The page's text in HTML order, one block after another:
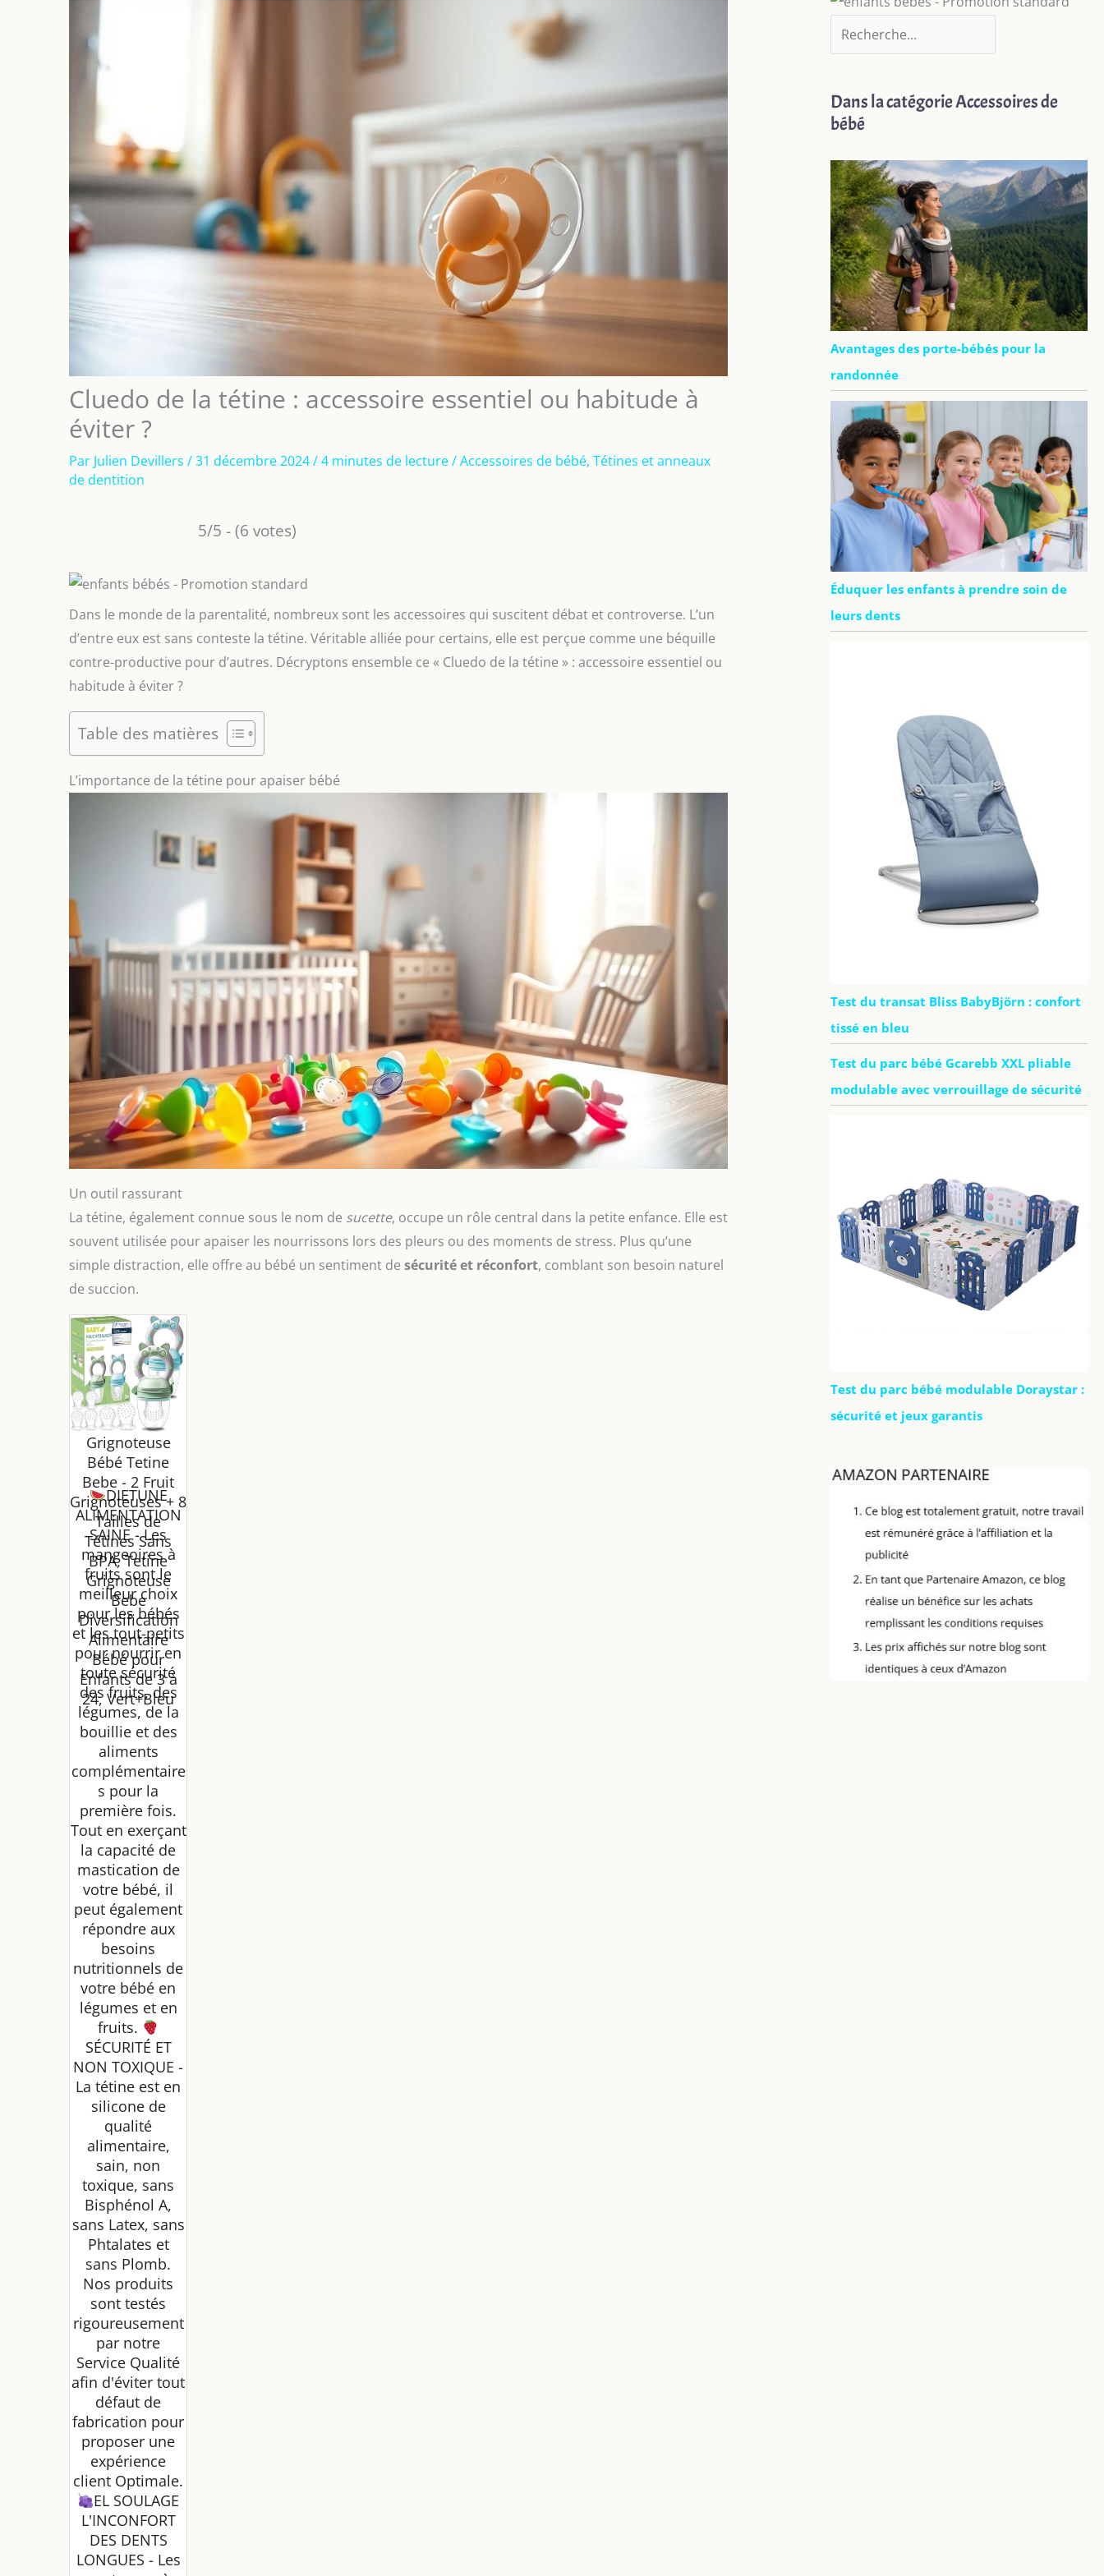
Cluedo de la tétine : accessoire essentiel ou habitude à
éviter ?
Par Julien Devillers /31 décembre 2024/4 minutes de lecture/Accessoires de bébé, Tétines et anneaux
de dentition
5/5 - (6 votes)
Dans le monde de la parentalité, nombreux sont les accessoires qui suscitent débat et controverse. L’un
d’entre eux est sans conteste la tétine. Véritable alliée pour certains, elle est perçue comme une béquille
contre-productive pour d’autres. Décryptons ensemble ce « Cluedo de la tétine » : accessoire essentiel ou
habitude à éviter ?
Table des matières
L’importance de la tétine pour apaiser bébé
Un outil rassurant
La tétine, également connue sous le nom de sucette, occupe un rôle central dans la petite enfance. Elle est
souvent utilisée pour apaiser les nourrissons lors des pleurs ou des moments de stress. Plus qu’une
simple distraction, elle offre au bébé un sentiment de sécurité et réconfort, comblant son besoin naturel
de succion.
Grignoteuse
Bébé Tetine
Bebe - 2 Fruit
Grignoteuses + 8
Tailles de
Tétines Sans
BPA, Tetine
Grignoteuse
Bebe
Diversification
Alimentaire
Bébé pour
Enfants de 3 à
24, Vert+Bleu
DIETUNE
ALIMENTATION
SAINE - Les
mangeoires à
fruits sont le
meilleur choix
pour les bébés
et les tout-petits
pour nourrir en
toute sécurité
des fruits, des
légumes, de la
bouillie et des
aliments
complémentaire
s pour la
première fois.
Tout en exerçant
la capacité de
mastication de
votre bébé, il
peut également
répondre aux
besoins
nutritionnels de
votre bébé en
légumes et en
fruits.
SÉCURITÉ ET
NON TOXIQUE -
La tétine est en
silicone de
qualité
alimentaire,
sain, non
toxique, sans
Bisphénol A,
sans Latex, sans
Phtalates et
sans Plomb.
Nos produits
sont testés
rigoureusement
par notre
Service Qualité
afin d'éviter tout
défaut de
fabrication pour
proposer une
expérience
client Optimale.
EL SOULAGE
L'INCONFORT
DES DENTS
LONGUES - Les
Dans la catégorie Accessoires de
bébé
Avantages des porte-bébés pour la
randonnée
Éduquer les enfants à prendre soin de
leurs dents
Test du transat Bliss BabyBjörn : confort
tissé en bleu
Test du parc bébé Gcarebb XXL pliable
modulable avec verrouillage de sécurité
Test du parc bébé modulable Doraystar :
sécurité et jeux garantis